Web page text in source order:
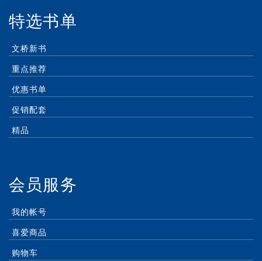
特选书单
文桥新书
重点推荐
优惠书单
促销配套
精品
会员服务
我的帐号
喜爱商品
购物车